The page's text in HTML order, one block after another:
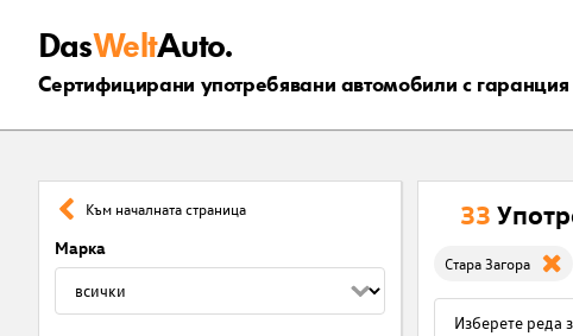
DasWeltAuto.
Сертифицирани употребявани автомобили с гаранция
Към началната страница
Марка
33
Стара Загора